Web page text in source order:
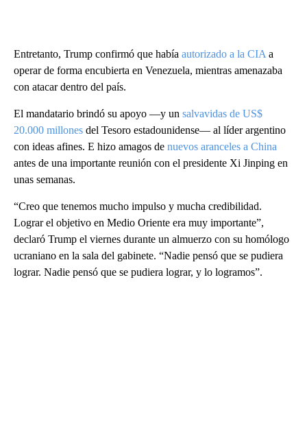
Entretanto, Trump confirmó que había autorizado a la CIA a
operar de forma encubierta en Venezuela, mientras amenazaba
con atacar dentro del país.
El mandatario brindó su apoyo —y un salvavidas de US$
20.000 millones del Tesoro estadounidense— al líder argentino
con ideas afines. E hizo amagos de nuevos aranceles a China
antes de una importante reunión con el presidente Xi Jinping en
unas semanas.
“Creo que tenemos mucho impulso y mucha credibilidad.
Lograr el objetivo en Medio Oriente era muy importante”,
declaró Trump el viernes durante un almuerzo con su homólogo
ucraniano en la sala del gabinete. “Nadie pensó que se pudiera
lograr. Nadie pensó que se pudiera lograr, y lo logramos”.